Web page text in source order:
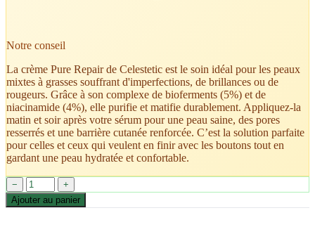
Notre conseil
La crème Pure Repair de Celestetic est le soin idéal pour les peaux
mixtes à grasses souffrant d'imperfections, de brillances ou de
rougeurs. Grâce à son complexe de bioferments (5%) et de
niacinamide (4%), elle purifie et matifie durablement. Appliquez-la
matin et soir après votre sérum pour une peau saine, des pores
resserrés et une barrière cutanée renforcée. C’est la solution parfaite
pour celles et ceux qui veulent en finir avec les boutons tout en
gardant une peau hydratée et confortable.
−
+
Ajouter au panier